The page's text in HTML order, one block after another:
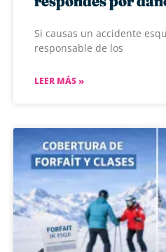
Si causas un accidente
responsable de los
LEER MÁS »